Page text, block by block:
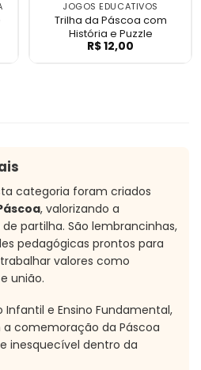
de Páscoa
JOGOS EDUCATIVOS
Trilha da Páscoa com
História e Puzzle
Trilha da
R$12,00
categoria foram criados
, valorizando a
partilha. São lembrancinhas,
pedagógicas prontos para
valores como
união.
Infantil e Ensino Fundamental,
comemoração da Páscoa
inesquecível dentro da